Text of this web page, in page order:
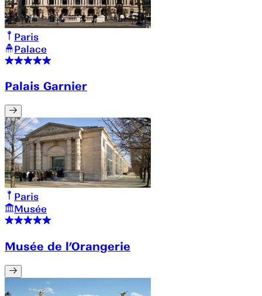
Paris
Palace
Palais Garnier
Paris
Musée
Musée de l’Orangerie